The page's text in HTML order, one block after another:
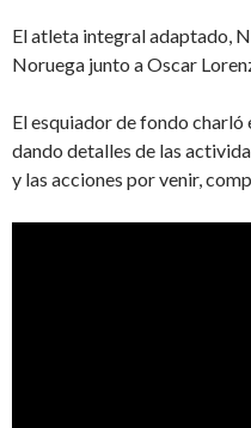
El atleta integral adaptado,
Noruega junto a Oscar
El esquiador de fondo
dando detalles de las
y las acciones por venir,